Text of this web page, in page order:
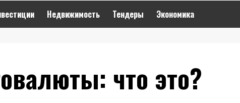
Недвижимость Тендеры Экономика
что это?